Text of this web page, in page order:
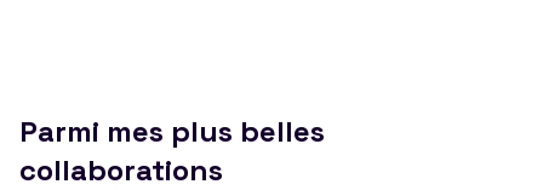
Parmi mes plus belles
collaborations